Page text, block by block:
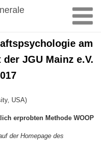
am
JGU Mainz e.V.
USA)
erprobten Methode WOOP
der Homepage des